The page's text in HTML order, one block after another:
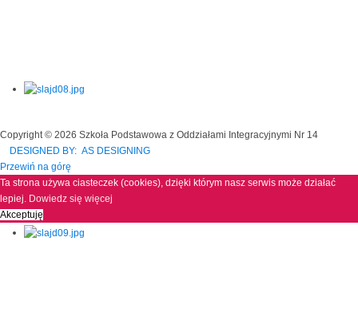
Copyright © 2026 Szkoła Podstawowa z Oddziałami Integracyjnymi Nr 14
DESIGNED BY: AS DESIGNING
Przewiń na górę
Ta strona używa ciasteczek (cookies), dzięki którym nasz serwis może działać
lepiej. Dowiedz się więcej
Akceptuję